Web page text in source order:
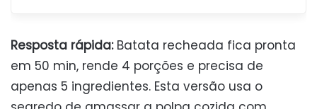
Resposta rápida:Batata recheada fica pronta
em 50 min, rende 4 porções e precisa de
apenas 5 ingredientes. Esta versão usa o